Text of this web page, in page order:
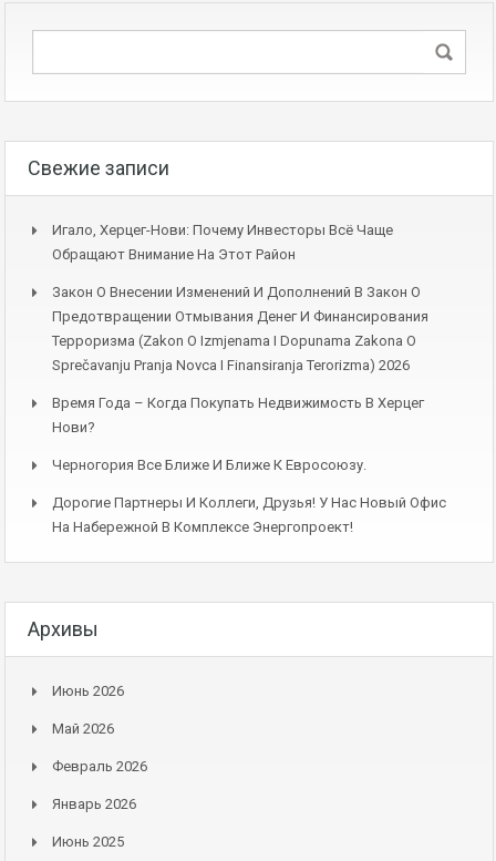
Свежие записи
Игало, Херцег-Нови: Почему Инвесторы Всё Чаще
Обращают Внимание На Этот Район
Закон О Внесении Изменений И Дополнений В Закон О
Предотвращении Отмывания Денег И Финансирования
Терроризма (Zakon O Izmjenama I Dopunama Zakona O
Sprečavanju Pranja Novca I Finansiranja Terorizma) 2026
Время Года – Когда Покупать Недвижимость В Херцег
Нови?
Черногория Все Ближе И Ближе К Евросоюзу.
Дорогие Партнеры И Коллеги, Друзья! У Нас Новый Офис
На Набережной В Комплексе Энергопроект!
Архивы
Июнь 2026
Май 2026
Февраль 2026
Январь 2026
Июнь 2025